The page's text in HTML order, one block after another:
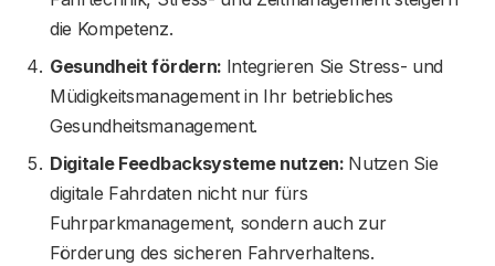
die Kompetenz.
Gesundheit fördern: Integrieren Sie Stress- und
Müdigkeitsmanagement in Ihr betriebliches
Gesundheitsmanagement.
Digitale Feedbacksysteme nutzen: Nutzen Sie
digitale Fahrdaten nicht nur fürs
Fuhrparkmanagement, sondern auch zur
Förderung des sicheren Fahrverhaltens.